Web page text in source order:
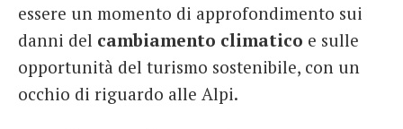
essere un momento di approfondimento sui
danni del cambiamento climatico e sulle
opportunità del turismo sostenibile, con un
occhio di riguardo alle Alpi.